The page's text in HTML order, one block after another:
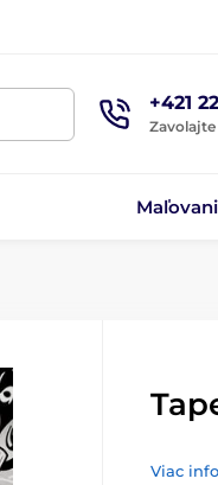
+421
Viac